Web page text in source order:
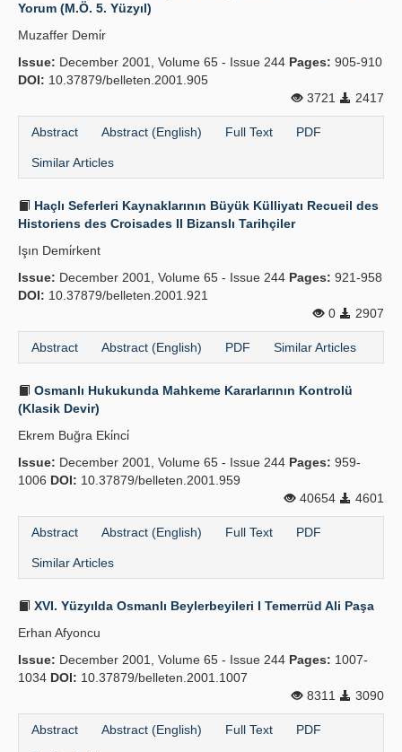
Guidelines
Yorum (M.Ö. 5. Yüzyıl)
Muzaffer Demi̇r
Issue: December 2001, Volume 65 - Issue 244 Pages: 905-910
DOI: 10.37879/belleten.2001.905
3721
2417
Abstract Abstract (English) Full Text PDF
Similar Articles
Haçlı Seferleri Kaynaklarının Büyük Külliyatı Recueil des
Historiens des Croisades II Bizanslı Tarihçiler
Işın Demi̇rkent
Issue: December 2001, Volume 65 - Issue 244 Pages: 921-958
DOI: 10.37879/belleten.2001.921
0
2907
Abstract Abstract (English) PDF Similar Articles
Osmanlı Hukukunda Mahkeme Kararlarının Kontrolü
(Klasik Devir)
Ekrem Buğra Eki̇nci̇
Issue: December 2001, Volume 65 - Issue 244 Pages: 959-
1006 DOI: 10.37879/belleten.2001.959
40654
4601
Abstract Abstract (English) Full Text PDF
Similar Articles
XVI. Yüzyılda Osmanlı Beylerbeyileri I Temerrüd Ali Paşa
Erhan Afyoncu
Issue: December 2001, Volume 65 - Issue 244 Pages: 1007-
1034 DOI: 10.37879/belleten.2001.1007
8311
3090
Abstract Abstract (English) Full Text PDF